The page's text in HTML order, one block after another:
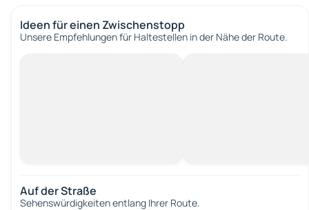
Ideen für einen Zwischenstopp
Unsere Empfehlungen für Haltestellen in der Nähe der Route.
Auf der Straße
Sehenswürdigkeiten entlang Ihrer Route.